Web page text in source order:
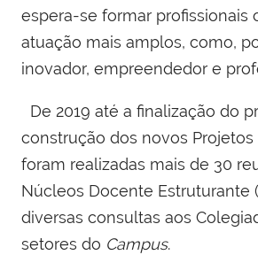
espera-se formar profissionais
atuação mais amplos, como,
inovador, empreendedor e
De 2019 até a finalização do
construção dos novos Projetos
foram realizadas mais de 30
Núcleos Docente Estruturante
diversas consultas aos
setores do Campus.